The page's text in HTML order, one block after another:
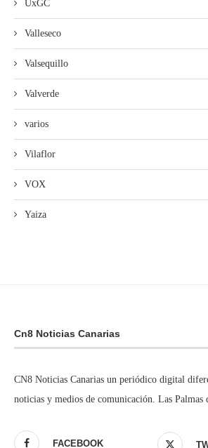
UxGC
Valleseco
Valsequillo
Valverde
varios
Vilaflor
VOX
Yaiza
Cn8 Noticias Canarias
CN8 Noticias Canarias un periódico digital
noticias y medios de comunicación. Las Palmas
FACEBOOK